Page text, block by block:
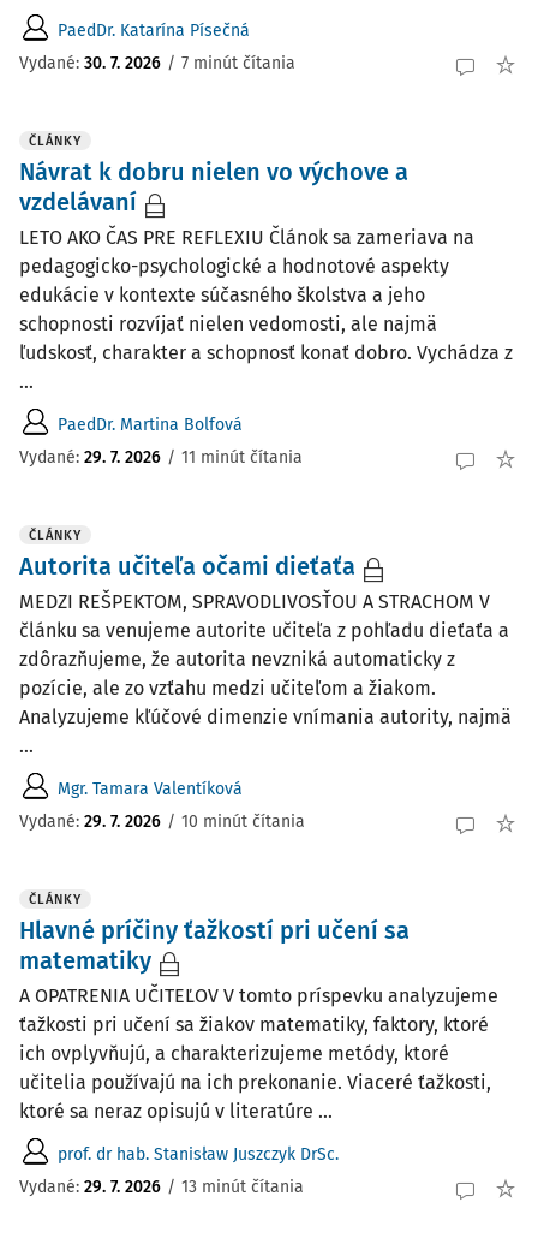
PaedDr. Katarína Písečná
Vydané: 30. 7. 2026 / 7 minút čítania
ČLÁNKY
Návrat k dobru nielen vo výchove a
vzdelávaní
LETO AKO ČAS PRE REFLEXIU Článok sa zameriava na
pedagogicko-psychologické a hodnotové aspekty
edukácie v kontexte súčasného školstva a jeho
schopnosti rozvíjať nielen vedomosti, ale najmä
ľudskosť, charakter a schopnosť konať dobro. Vychádza z
...
PaedDr. Martina Bolfová
Vydané: 29. 7. 2026 / 11 minút čítania
ČLÁNKY
Autorita učiteľa očami dieťaťa
MEDZI REŠPEKTOM, SPRAVODLIVOSŤOU A STRACHOM V
článku sa venujeme autorite učiteľa z pohľadu dieťaťa a
zdôrazňujeme, že autorita nevzniká automaticky z
pozície, ale zo vzťahu medzi učiteľom a žiakom.
Analyzujeme kľúčové dimenzie vnímania autority, najmä
...
Mgr. Tamara Valentíková
Vydané: 29. 7. 2026 / 10 minút čítania
ČLÁNKY
Hlavné príčiny ťažkostí pri učení sa
matematiky
A OPATRENIA UČITEĽOV V tomto príspevku analyzujeme
ťažkosti pri učení sa žiakov matematiky, faktory, ktoré
ich ovplyvňujú, a charakterizujeme metódy, ktoré
učitelia používajú na ich prekonanie. Viaceré ťažkosti,
ktoré sa neraz opisujú v literatúre ...
prof. dr hab. Stanisław Juszczyk DrSc.
Vydané: 29. 7. 2026 / 13 minút čítania